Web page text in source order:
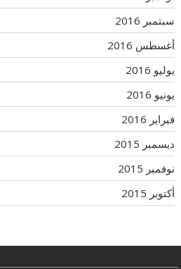
سبتمبر 2016
أغسطس 2016
يوليو 2016
يونيو 2016
فبراير 2016
ديسمبر 2015
نوفمبر 2015
أكتوبر 2015